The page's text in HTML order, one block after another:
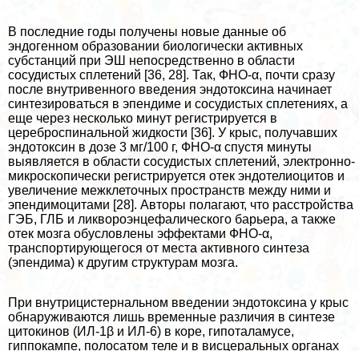
В последние годы получены новые данные об
эндогенном образовании биологически активных
субстанций при ЭШ непосредственно в области
сосудистых сплетений [36, 28]. Так, ФНО-α, почти сразу
после внутривенного введения эндотоксина начинает
синтезироваться в эпендиме и сосудистых сплетениях, а
еще через несколько минут регистрируется в
цереброспинальной жидкости [36]. У крыс, получавших
эндотоксин в дозе 3 мг/100 г, ФНО-α спустя минуты
выявляется в области сосудистых сплетений, электронно-
микроскопически регистрируется отек эндотелиоцитов и
увеличение межклеточных прострaнcтв между ними и
эпендимоцитами [28]. Авторы полагают, что расстройства
ГЭБ, ГЛБ и ликвороэнцефалического барьера, а также
отек мозга обусловлены эффектами ФНО-α,
трaнcпортирующегося от места активного синтеза
(эпендима) к другим структурам мозга.
При внутрицистернальном введении эндотоксина у крыс
обнаруживаются лишь временные различия в синтезе
цитокинов (ИЛ-1β и ИЛ-6) в коре, гипоталамусе,
гиппокампе, полосатом теле и в висцеральных органах